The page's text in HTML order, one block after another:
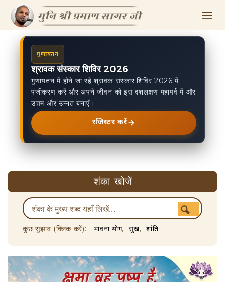
गुणायतन
श्रावक संस्कार शिविर 2026
गुणायतन में होने जा रहे श्रावक संस्कार शिविर 2026 में
पंजीकरण करें और अपने जीवन को इस दशलक्षण महापर्व में और
उत्तम और उन्नत बनाएँ।
रजिस्टर करें
शंका खोजें
कुछ सुझाव (क्लिक करें): भावना योग सुख शांति